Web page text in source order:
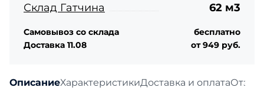
ОписаниеХарактеристикиДоставка и оплата
Склад Гатчина
62 м3
Самовывоз со склада
бесплатно
Доставка 11.08
от 949 руб.